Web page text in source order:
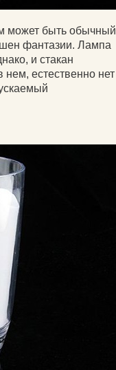
может быть обычный
фантазии. Лампа
и стакан
естественно нет